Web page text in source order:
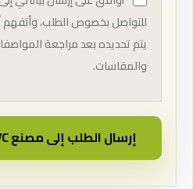
للتواصل بخصوص الطلب، وأتفهم
يتم تحديده بعد مراجعة
والمقاسات.